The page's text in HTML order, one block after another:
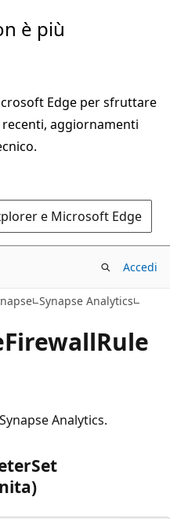
è più
Edge per sfruttare
aggiornamenti
e Microsoft Edge
Accedi
Synapse Analytics
FirewallRule
Analytics.
Set